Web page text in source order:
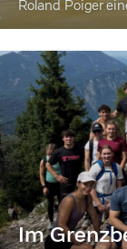
Roland Poiger
Im